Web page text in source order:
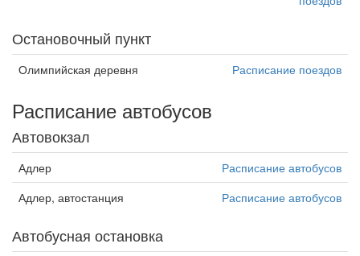
Остановочный пункт
Олимпийская деревня Расписание поездов
Расписание автобусов
Автовокзал
Адлер
Расписание автобусов
Адлер, автостанция
Расписание автобусов
Автобусная остановка